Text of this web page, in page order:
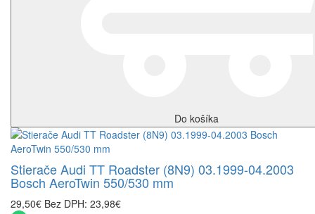
Do košíka
Stierače Audi TT Roadster (8N9) 03.1999-04.2003
Bosch AeroTwin 550/530 mm
29,50€ Bez DPH: 23,98€